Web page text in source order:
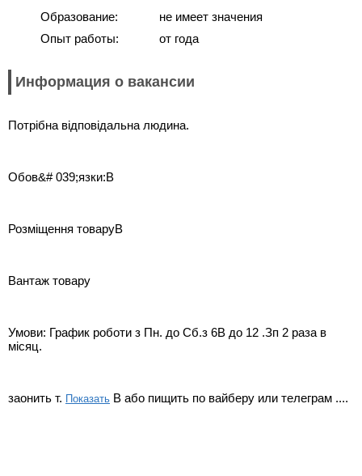
Образование:
Опыт работы:
не имеет значения
от года
Информация о вакансии
Потрібна відповідальна людина.
Обов&# 039;язки:В
Розміщення товаруВ
Вантаж товару
Умови: График роботи з Пн. до Сб.з 6В до 12 .Зп 2 раза в
місяц.
заонить т. Показать В або пищить по вайберу или телеграм ....